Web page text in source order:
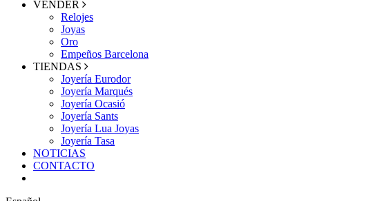
VENDER
Relojes
Joyas
Oro
Empeños Barcelona
TIENDAS
Joyería Eurodor
Joyería Marqués
Joyería Ocasió
Joyería Sants
Joyería Lua Joyas
Joyería Tasa
NOTICIAS
CONTACTO